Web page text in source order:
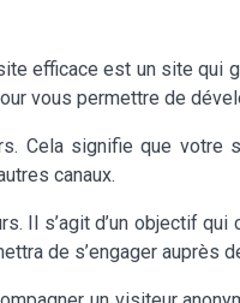
efficace est un site
vous permettre de
Cela signifie que
canaux.
Il s’agit d’un objectif
de s’engager auprès